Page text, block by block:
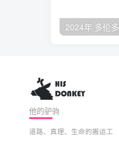
他的驴驹
道路、真理、生命的搬运工